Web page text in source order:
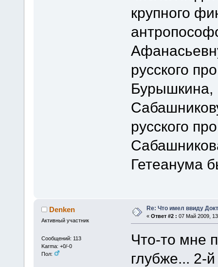
крупного
русского
Бурышкина,
русского
Гетеанума
Denken
Активный участник
Сообщений: 113
Karma: +0/-0
Пол:
Re: Что имел ввиду
« Ответ #2 : 07 Май 2009,
Что-то мне
глубже... 2-